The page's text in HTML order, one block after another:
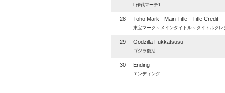
L作戦マーチ1
28 Toho Mark - Main Title - Title Credit
東宝マーク～メインタイトル～タイトルクレ
29 Godzilla Fukkatsusu
ゴジラ復活
30 Ending
エンディング